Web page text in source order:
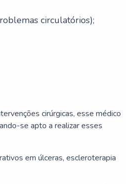
circulatórios);
cirúrgicas, esse médico
se apto a realizar esses
em úlceras, escleroterapia